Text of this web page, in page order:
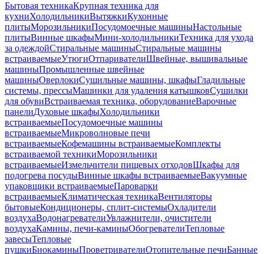
Бытовая техникаКрупная техника для
кухниХолодильникиВытяжкиКухонные
плитыМорозильникиПосудомоечные машиныНастольные
плитыВинные шкафыМини-холодильникиТехника для ухода
за одеждойСтиральные машиныСтиральные машины
встраиваемыеУтюгиОтпаривателиШвейные, вышивальные
машиныПромышленные швейные
машиныОверлокиСушильные машины, шкафыГладильные
системы, прессыМашинки для удаления катышковСушилки
для обувиВстраиваемая техника, оборудованиеВарочные
панелиДуховые шкафыХолодильники
встраиваемыеПосудомоечные машины
встраиваемыеМикроволновые печи
встраиваемыеКофемашины встраиваемыеКомплекты
встраиваемой техникиМорозильники
встраиваемыеИзмельчители пищевых отходовШкафы для
подогрева посудыВинные шкафы встраиваемыеВакуумные
упаковщики встраиваемыеПароварки
встраиваемыеКлиматическая техникаВентиляторы
бытовыеКондиционеры, сплит-системыОхладители
воздухаВодонагревателиУвлажнители, очистители
воздухаКамины, печи-каминыОбогревателиТепловые
завесыТепловые
пушкиБиокаминыПроветривателиОтопительные печиБанные